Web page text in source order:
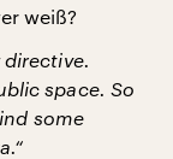
weiß?
directive.
space. So
some